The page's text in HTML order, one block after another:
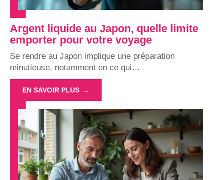
Argent liquide au Japon, quelle limite
emporter pour votre voyage
Se rendre au Japon implique une préparation
minutieuse, notamment en ce qui…
EN SAVOIR PLUS